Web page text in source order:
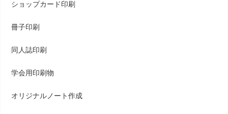
ショップカード印刷
冊子印刷
同人誌印刷
学会用印刷物
オリジナルノート作成